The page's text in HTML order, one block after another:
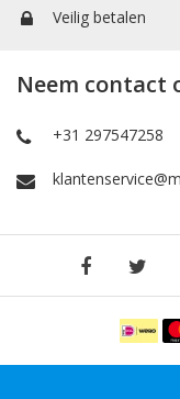
Veilig betalen
Neem contact
+31 297547258